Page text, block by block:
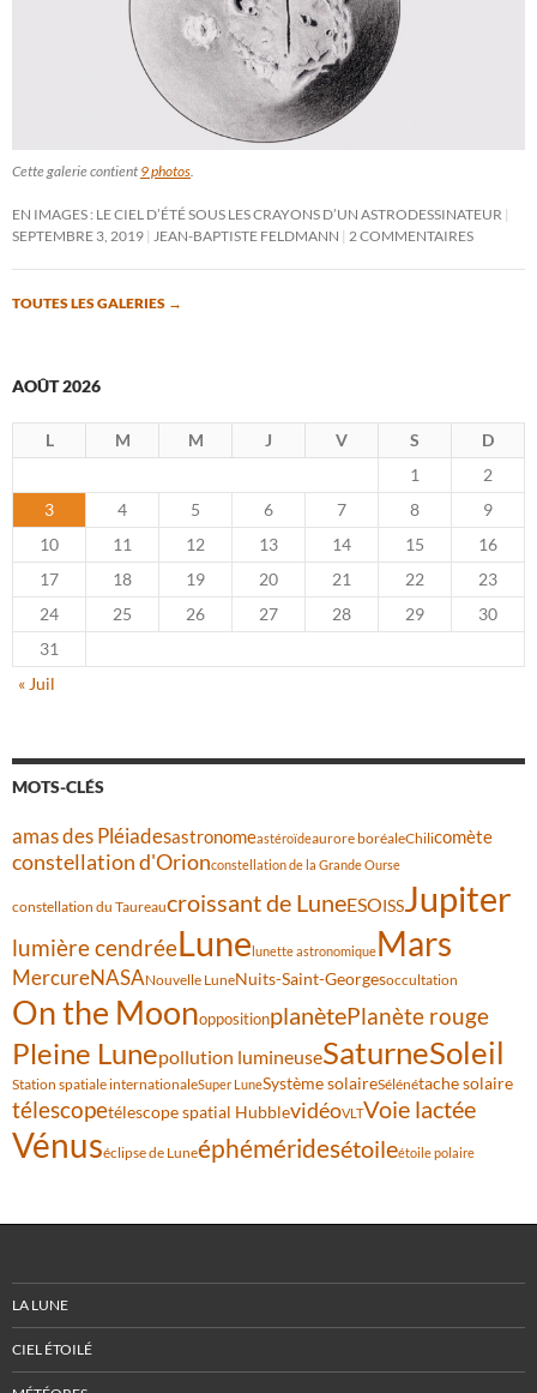
Cette galerie contient 9 photos
EN IMAGES : LE CIEL D’ÉTÉ SOUS LES CRAYONS D’UN ASTRODESSINATEUR
SEPTEMBRE 3, 2019
JEAN-BAPTISTE FELDMANN 2 COMMENTAIRES
TOUTES LES GALERIES →
AOÛT 2026
L M M J V S
D
1
2
3
4 5 6 7 8
9
10
11 12 13 14 15
16
17
18 19 20 21 22
23
24
25 26 27 28 29
30
31
« Juil
MOTS-CLÉS
amas des Pléiadesastronomeastéroïdeaurore boréaleChilicomète
constellation d'Orionconstellation de la Grande Ourse
constellation du Taureaucroissant de LuneESOISSJupiter
lumière cendréeLunelunette astronomiqueMars
MercureNASANouvelle LuneNuits-Saint-Georgesoccultation
On the MoonoppositionplanètePlanète rouge
Pleine Lunepollution lumineuseSaturneSoleil
Station spatiale internationaleSuper LuneSystème solaireSélénétache solaire
télescopetélescope spatial HubblevidéoVLTVoie lactée
Vénuséclipse de Luneéphéméridesétoileétoile polaire
LA LUNE
CIEL ÉTOILÉ